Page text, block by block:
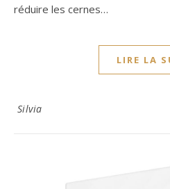
réduire les cernes…
LIRE LA
Silvia